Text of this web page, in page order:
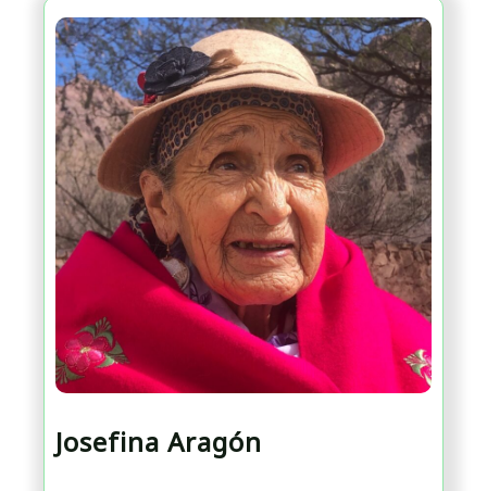
Josefina Aragón